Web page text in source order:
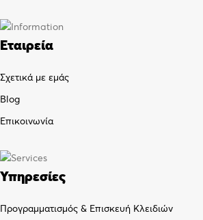
Εταιρεία
Σχετικά με εμάς
Blog
Επικοινωνία
Υπηρεσίες
Προγραμματισμός & Επισκευή Κλειδιών